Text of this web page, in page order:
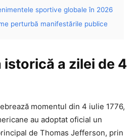
sportive globale în 2026
perturbă manifestările publice
a zilei de 4
momentul din 4 iulie 1776,
au adoptat oficial un
de Thomas Jefferson, prin